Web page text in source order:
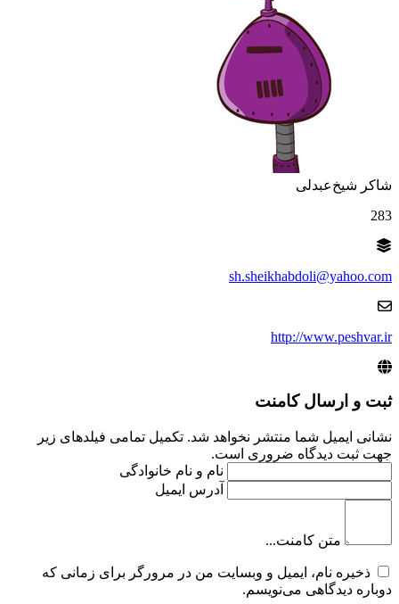
شاکر شیخ‌عبدلی
283
sh.sheikhabdoli@yahoo.com
http://www.peshvar.ir
ثبت و ارسال کامنت
نشانی ایمیل شما منتشر نخواهد شد. تکمیل تمامی فیلد‌های زیر
جهت ثبت دیدگاه ضروری است.
نام و نام خانوادگی
آدرس ایمیل
متن کامنت...
ذخیره نام، ایمیل و وبسایت من در مرورگر برای زمانی که
دوباره دیدگاهی می‌نویسم.